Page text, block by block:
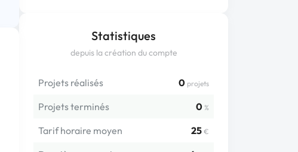
Statistiques
depuis la création du compte
Projets réalisés 0 projets
Projets terminés 0 %
Tarif horaire moyen 25 €